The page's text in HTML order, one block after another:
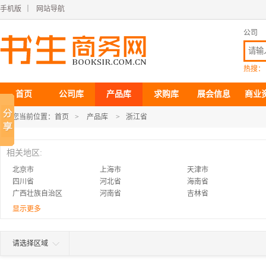
手机版 网站导航
公司
热搜：
首页 公司库 产品库 求购库 展会信息 商业
您当前位置： 首页 > 产品库 > 浙江省
相关地区:
北京市 上海市
天津市
四川省
河北省
海南省
广西壮族自治区
河南省
吉林省
江西省
显示更多
请选择区域